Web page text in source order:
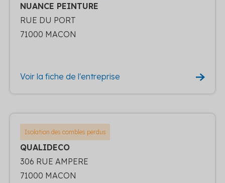
NUANCE PEINTURE
RUE DU PORT
71000 MACON
Voir la fiche de l'entreprise
Isolation des combles perdus
QUALIDECO
306 RUE AMPERE
71000 MACON